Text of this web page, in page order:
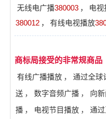
无线电广播380003 ， 电视
380012 ， 有线电视播放
商标局接受的非常规商品
有线广播播放 ， 通过全球
送 ， 数字音频广播 ， 向
播 ， 电视节目播放 ， 通